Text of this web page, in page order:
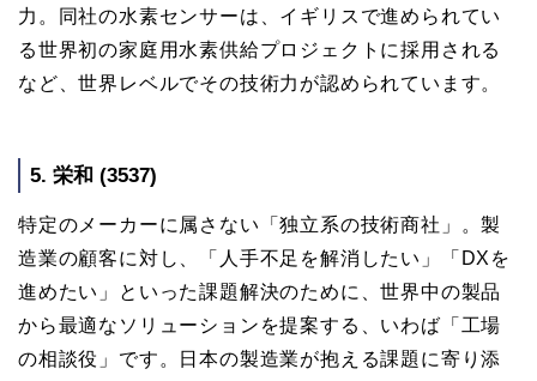
力。同社の水素センサーは、イギリスで進められてい
る世界初の家庭用水素供給プロジェクトに採用される
など、世界レベルでその技術力が認められています。
5. 栄和 (3537)
特定のメーカーに属さない「独立系の技術商社」。製
造業の顧客に対し、「人手不足を解消したい」「DXを
進めたい」といった課題解決のために、世界中の製品
から最適なソリューションを提案する、いわば「工場
の相談役」です。日本の製造業が抱える課題に寄り添